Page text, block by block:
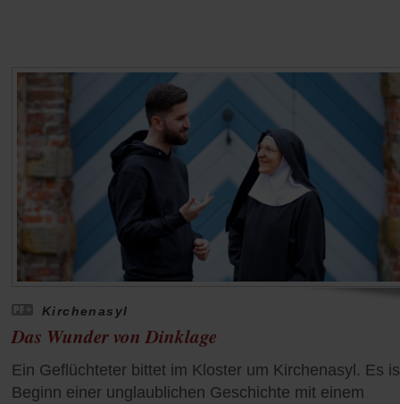
Kirchenasyl
Das Wunder von Dinklage
Ein Geflüchteter bittet im Kloster um Kirchenasyl. Es
Beginn einer unglaublichen Geschichte mit einem